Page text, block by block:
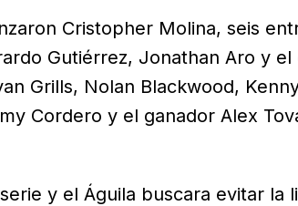
Cristopher Molina, seis
Gutiérrez, Jonathan Aro y
Grills, Nolan Blackwood,
Cordero y el ganador Alex
y el Águila buscara evitar la